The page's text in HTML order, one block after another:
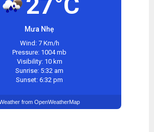
Mưa Nhẹ
Wind: 7 Km/h
Pressure: 1004 mb
Visibility: 10 km
Sunrise: 5:32 am
Sunset: 6:32 pm
from OpenWeatherMap